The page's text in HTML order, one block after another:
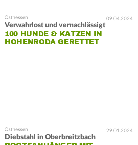
09.04.2024
Verwahrlost und vernachlässigt
100 HUNDE & KATZEN IN
HOHENRODA GERETTET
29.01.2024
Diebstahl in Oberbreitzbach